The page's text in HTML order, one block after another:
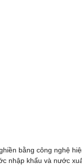
bằng công nghệ
nhập khẩu và nước